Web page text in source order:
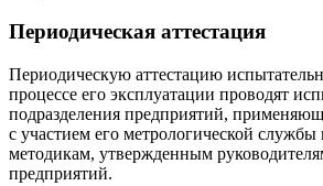
Периодическая аттестация
Периодическую аттестацию
про­цессе его эксплуатации проводят
подразделения предприятий,
с участием его мет­рологической
методикам, утвержден­ным
предприятий.